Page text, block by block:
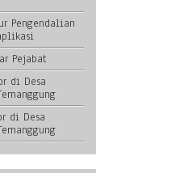
Pengendalian
Pejabat
di Desa
di Desa